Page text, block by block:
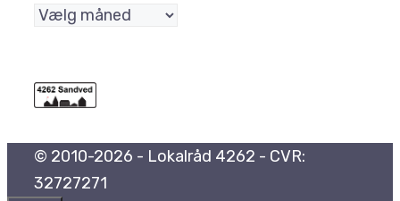
Arkiver
© 2010-2026 - Lokalråd 4262 - CVR:
32727271